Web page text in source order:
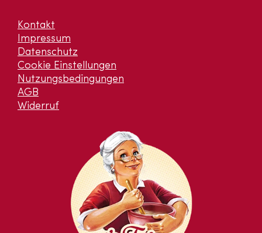
Kontakt
Impressum
Datenschutz
Cookie Einstellungen
Nutzungsbedingungen
AGB
Widerruf